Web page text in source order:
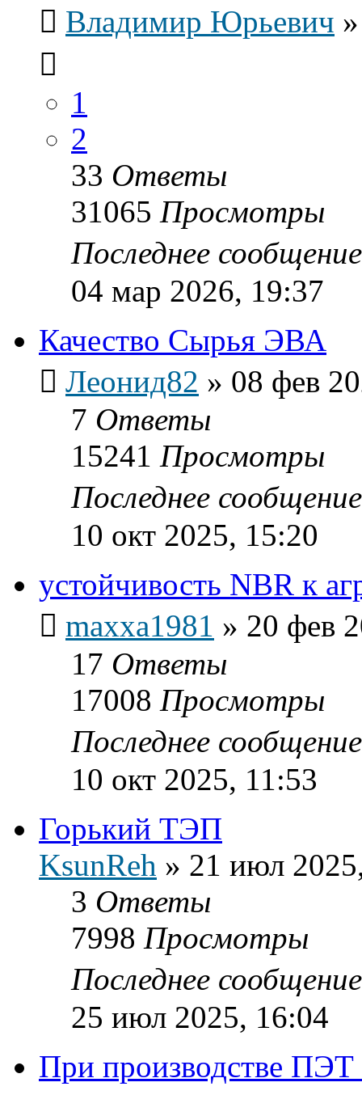
Владимир Юрьевич
1
2
33 Ответы
31065 Просмотры
Последнее
04 мар 2026, 19:37
Качество Сырья ЭВА
Леонид82 » 08 фев
7 Ответы
15241 Просмотры
Последнее
10 окт 2025, 15:20
устойчивость NBR к
maxxa1981 » 20 фев
17 Ответы
17008 Просмотры
Последнее
10 окт 2025, 11:53
Горький ТЭП
KsunReh » 21 июл
3 Ответы
7998 Просмотры
Последнее
25 июл 2025, 16:04
При производстве ПЭТ